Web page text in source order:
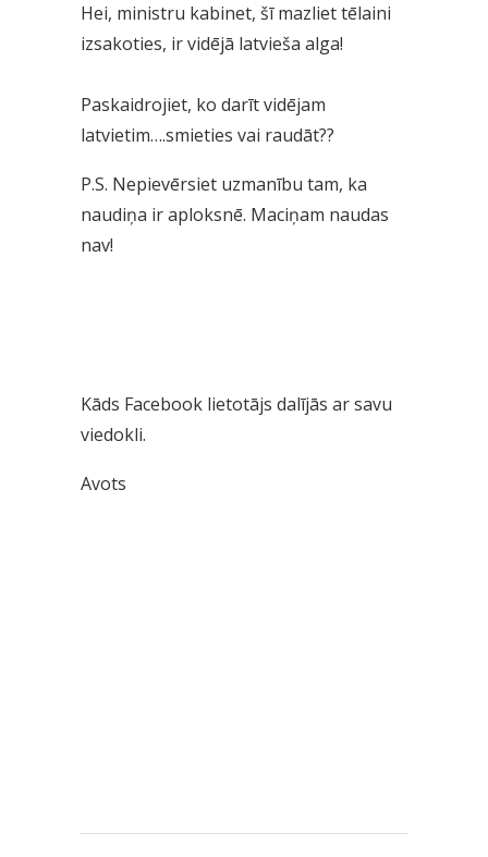
Hei, ministru kabinet, šī mazliet tēlaini
izsakoties, ir vidējā latvieša alga!
Paskaidrojiet, ko darīt vidējam
latvietim….smieties vai raudāt??
P.S. Nepievērsiet uzmanību tam, ka
naudiņa ir aploksnē. Maciņam naudas
nav!
Kāds Facebook lietotājs dalījās ar savu
viedokli.
Avots